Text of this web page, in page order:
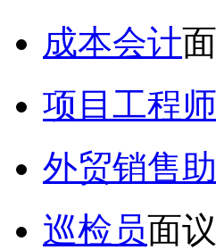
成本会计
项目工程师
外贸销售
巡检员面议